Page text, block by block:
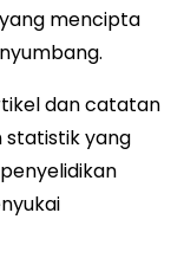
mencipta
dan catatan
statistik yang